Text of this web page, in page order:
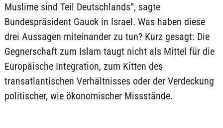
Muslime sind Teil Deutschlands“, sagte
Bundespräsident Gauck in Israel. Was haben diese
drei Aussagen miteinander zu tun? Kurz gesagt: Die
Gegnerschaft zum Islam taugt nicht als Mittel für die
Europäische Integration, zum Kitten des
transatlantischen Verhältnisses oder der Verdeckung
politischer, wie ökonomischer Missstände.